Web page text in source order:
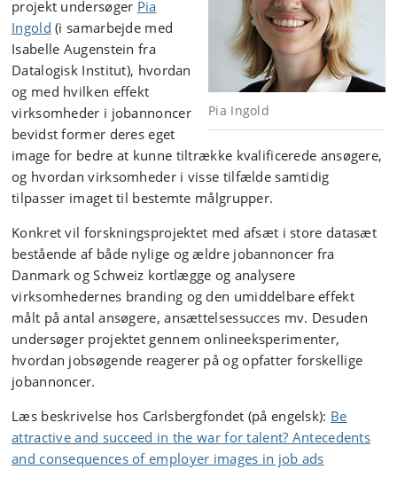
Pia Ingold
projekt undersøger Pia
Ingold (i samarbejde med
Isabelle Augenstein fra
Datalogisk Institut), hvordan
og med hvilken effekt
virksomheder i jobannoncer
bevidst former deres eget
image for bedre at kunne tiltrække kvalificerede ansøgere,
og hvordan virksomheder i visse tilfælde samtidig
tilpasser imaget til bestemte målgrupper.
Konkret vil forskningsprojektet med afsæt i store datasæt
bestående af både nylige og ældre jobannoncer fra
Danmark og Schweiz kortlægge og analysere
virksomhedernes branding og den umiddelbare effekt
målt på antal ansøgere, ansættelsessucces mv. Desuden
undersøger projektet gennem onlineeksperimenter,
hvordan jobsøgende reagerer på og opfatter forskellige
jobannoncer.
Læs beskrivelse hos Carlsbergfondet (på engelsk): Be
attractive and succeed in the war for talent? Antecedents
and consequences of employer images in job ads